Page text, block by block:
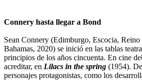
Connery hasta llegar a Bond
Sean Connery (Edimburgo, Escocia,
Bahamas, 2020) se inició en las tablas
principios de los años cincuenta. En cine
acreditar, en Lilacs in the spring (1954).
personajes protagonistas, como los